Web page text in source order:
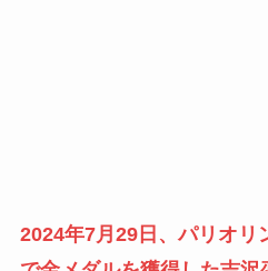
2024年7月29日、パリオリ